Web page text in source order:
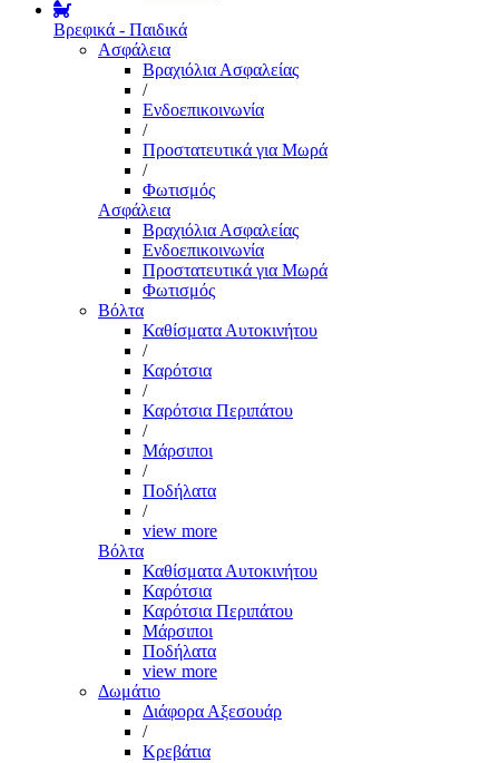
Βρεφικά - Παιδικά
Ασφάλεια
Βραχιόλια Ασφαλείας
/
Ενδοεπικοινωνία
/
Προστατευτικά για Μωρά
/
Φωτισμός
Ασφάλεια
Βραχιόλια Ασφαλείας
Ενδοεπικοινωνία
Προστατευτικά για Μωρά
Φωτισμός
Βόλτα
Καθίσματα Αυτοκινήτου
/
Καρότσια
/
Καρότσια Περιπάτου
/
Μάρσιποι
/
Ποδήλατα
/
view more
Βόλτα
Καθίσματα Αυτοκινήτου
Καρότσια
Καρότσια Περιπάτου
Μάρσιποι
Ποδήλατα
view more
Δωμάτιο
Διάφορα Αξεσουάρ
/
Κρεβάτια